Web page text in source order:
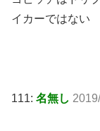
イカーではない
111: 名無し